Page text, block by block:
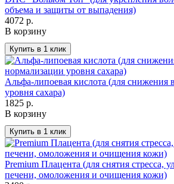
объема и защиты от выпадения)
4072 р.
В корзину
Альфа-липоевая кислота (для снижения
уровня сахара)
1825 р.
В корзину
Premium Плацента (для снятия стресса,
печени, омоложения и очищения кожи)